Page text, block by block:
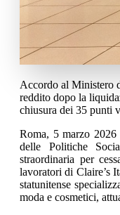
Accordo al Ministero
reddito dopo la
chiusura dei 35 punti
Roma, 5 marzo
delle Politiche
straordinaria per
lavoratori di Claire’s
statunitense
moda e cosmetici,